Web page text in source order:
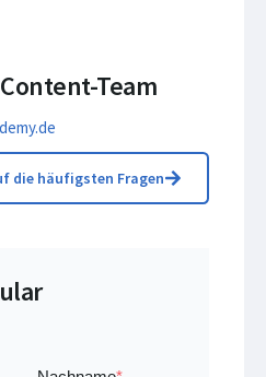
Team
die häufigsten Fragen